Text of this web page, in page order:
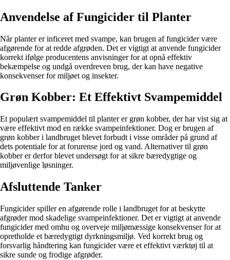
Anvendelse af Fungicider til Planter
Når planter er inficeret med svampe, kan brugen af fungicider være
afgørende for at redde afgrøden. Det er vigtigt at anvende fungicider
korrekt ifølge producentens anvisninger for at opnå effektiv
bekæmpelse og undgå overdreven brug, der kan have negative
konsekvenser for miljøet og insekter.
Grøn Kobber: Et Effektivt Svampemiddel
Et populært svampemiddel til planter er grøn kobber, der har vist sig at
være effektivt mod en række svampeinfektioner. Dog er brugen af
grøn kobber i landbruget blevet forbudt i visse områder på grund af
dets potentiale for at forurense jord og vand. Alternativer til grøn
kobber er derfor blevet undersøgt for at sikre bæredygtige og
miljøvenlige løsninger.
Afsluttende Tanker
Fungicider spiller en afgørende rolle i landbruget for at beskytte
afgrøder mod skadelige svampeinfektioner. Det er vigtigt at anvende
fungicider med omhu og overveje miljømæssige konsekvenser for at
opretholde et bæredygtigt dyrkningsmiljø. Ved korrekt brug og
forsvarlig håndtering kan fungicider være et effektivt værktøj til at
sikre sunde og frodige afgrøder.